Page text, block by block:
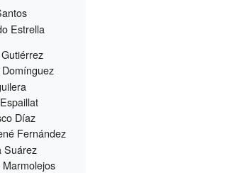
Estrella
Díaz
Fernández
Suárez
Marmolejos